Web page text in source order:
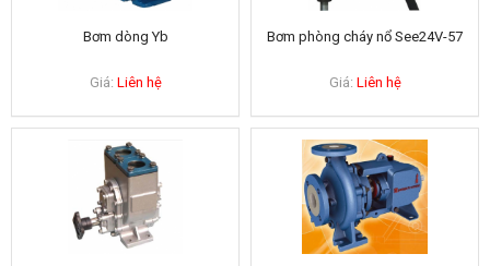
Bơm dòng Yb
Giá: Liên hệ
Bơm phòng cháy nổ See24V-57
Giá: Liên hệ